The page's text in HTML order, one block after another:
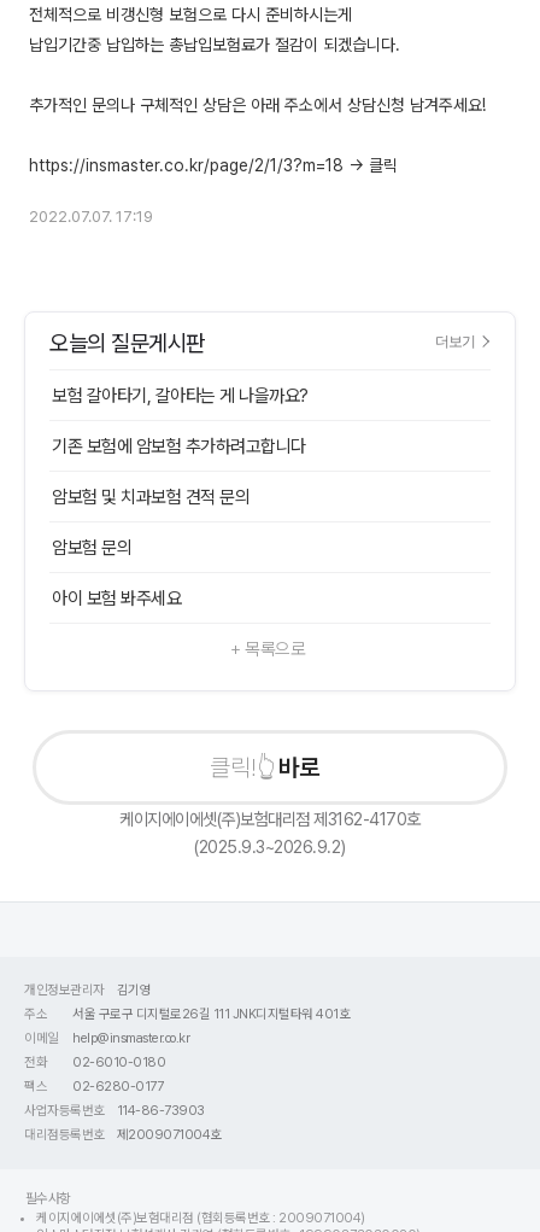
전체적으로 비갱신형 보험으로 다시 준비하시는게
납입기간중 납입하는 총납입보험료가 절감이 되겠습니다.
추가적인 문의나 구체적인 상담은 아래 주소에서 상담신청 남겨주세요!
2022.07.07. 17:19
오늘의 질문게시판 더보기
보험 갈아타기, 갈아타는 게 나을까요?
기존 보험에 암보험 추가하려고합니다
암보험 및 치과보험 견적 문의
암보험 문의
아이 보험 봐주세요
+ 목록으로
바로 상담
케이지에이에셋(주)보험대리점 제3162-4170호
(2025.9.3~2026.9.2)
개인정보관리자
김기영
주소
서울 구로구 디지털로26길 111 JNK디지털타워 401호
이메일
help@insmaster.co.kr
전화
02-6010-0180
팩스
02-6280-0177
사업자등록번호
114-86-73903
대리점등록번호
제2009071004호
필수사항
케이지에이에셋(주)보험대리점 (협회등록번호 : 2009071004)